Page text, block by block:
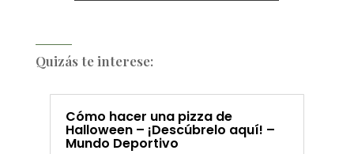
Quizás te interese:
Cómo hacer una pizza de
Halloween – ¡Descúbrelo aquí! –
Mundo Deportivo